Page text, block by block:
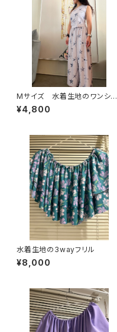
Mサイズ 水着生地のワンショ
ルダートップス
¥4,800
水着生地の3wayフリル
¥8,000